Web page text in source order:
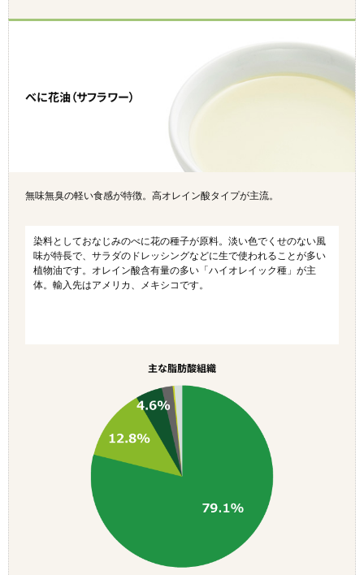
べに花油（サフラワー）
無味無臭の軽い食感が特徴。高オレイン酸タイプが主流。
染料としておなじみのべに花の種子が原料。淡い色でくせのない風
味が特長で、サラダのドレッシングなどに生で使われることが多い
植物油です。オレイン酸含有量の多い「ハイオレイック種」が主
体。輸入先はアメリカ、メキシコです。
主な脂肪酸組織